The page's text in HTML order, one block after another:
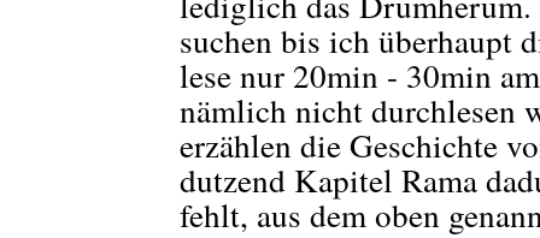
suchen bis ich überhaupt
lese nur 20min - 30min
nämlich nicht durchlesen
erzählen die Geschichte
dutzend Kapitel Rama
fehlt, aus dem oben